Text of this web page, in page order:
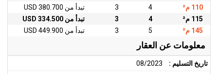
110 م²
4
3
تبدأ من 380.700 USD
115 م²
4
3
تبدأ من 334.500 USD
145 م²
5
3 تبدأ من 449.900 USD
معلومات عن العقار
تاريخ التسليم :
08/2023